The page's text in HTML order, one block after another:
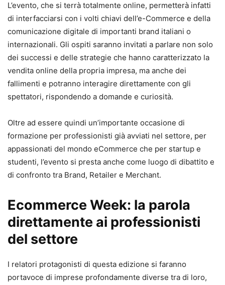
L’evento, che si terrà totalmente online, permetterà infatti
di interfacciarsi con i volti chiavi dell’e-Commerce e della
comunicazione digitale di importanti brand italiani o
internazionali. Gli ospiti saranno invitati a parlare non solo
dei successi e delle strategie che hanno caratterizzato la
vendita online della propria impresa, ma anche dei
fallimenti e potranno interagire direttamente con gli
spettatori, rispondendo a domande e curiosità.
Oltre ad essere quindi un’importante occasione di
formazione per professionisti già avviati nel settore, per
appassionati del mondo eCommerce che per startup e
studenti, l’evento si presta anche come luogo di dibattito e
di confronto tra Brand, Retailer e Merchant.
Ecommerce Week: la parola
direttamente ai professionisti
del settore
I relatori protagonisti di questa edizione si faranno
portavoce di imprese profondamente diverse tra di loro,